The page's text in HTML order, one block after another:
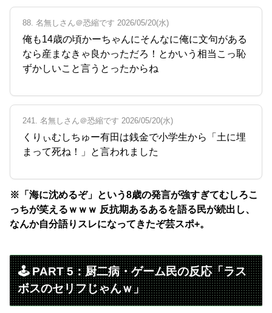
88. 名無しさん＠恐縮です 2026/05/20(水)
俺も14歳の頃かーちゃんにそんなに俺に文句がある
なら産まなきゃ良かっただろ！とかいう相当こっ恥
ずかしいこと言うとったからね
241. 名無しさん＠恐縮です 2026/05/20(水)
くりぃむしちゅー有田は銭金で小学生から「土に埋
まって死ね！」と言われました
※「海に沈めるぞ」という8歳の発言が強すぎてむしろこ
っちが笑えるｗｗｗ 反抗期あるあるを語る民が続出し、
なんか自分語りスレになってきたぞ芸スポ+。
🕹️ PART 5：厨二病・ゲーム民の反応「ラス
ボスのセリフじゃんｗ」